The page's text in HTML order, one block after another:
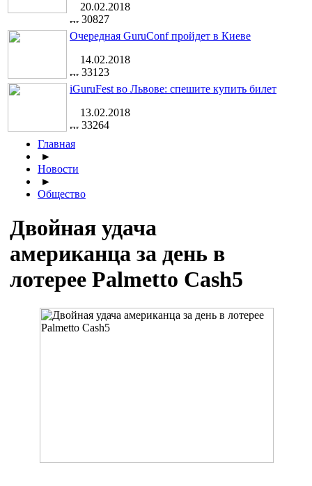
20.02.2018
30827
Очередная GuruConf пройдет в Киеве
14.02.2018
33123
iGuruFest во Львове: спешите купить билет
13.02.2018
33264
Главная
►
Новости
►
Общество
Двойная удача
американца за день в
лотерее Palmetto Cash5